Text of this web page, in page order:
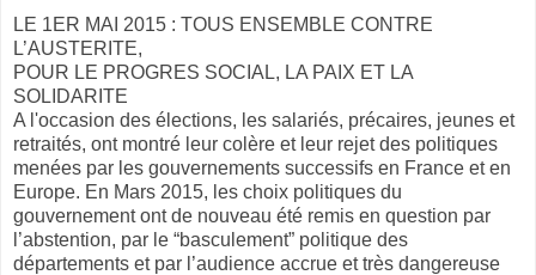
LE 1ER MAI 2015 : TOUS ENSEMBLE CONTRE
L’AUSTERITE,
POUR LE PROGRES SOCIAL, LA PAIX ET LA
SOLIDARITE
A l'occasion des élections, les salariés, précaires, jeunes et
retraités, ont montré leur colère et leur rejet des politiques
menées par les gouvernements successifs en France et en
Europe. En Mars 2015, les choix politiques du
gouvernement ont de nouveau été remis en question par
l’abstention, par le “basculement” politique des
départements et par l’audience accrue et très dangereuse